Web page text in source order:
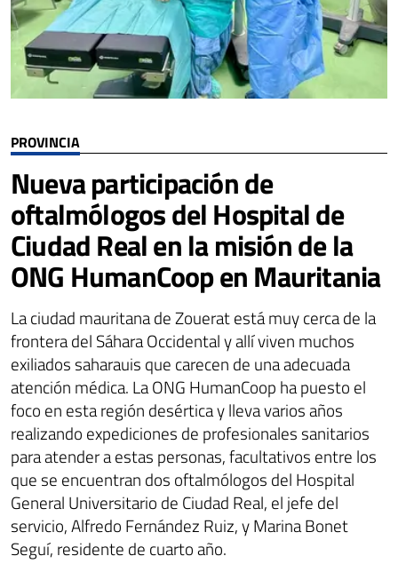
PROVINCIA
Nueva participación de
oftalmólogos del Hospital de
Ciudad Real en la misión de la
ONG HumanCoop en Mauritania
La ciudad mauritana de Zouerat está muy cerca de la
frontera del Sáhara Occidental y allí viven muchos
exiliados saharauis que carecen de una adecuada
atención médica. La ONG HumanCoop ha puesto el
foco en esta región desértica y lleva varios años
realizando expediciones de profesionales sanitarios
para atender a estas personas, facultativos entre los
que se encuentran dos oftalmólogos del Hospital
General Universitario de Ciudad Real, el jefe del
servicio, Alfredo Fernández Ruiz, y Marina Bonet
Seguí, residente de cuarto año.